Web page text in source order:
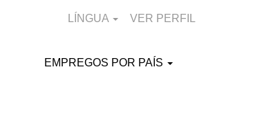
LÍNGUA VER PERFIL
EMPREGOS POR PAÍS